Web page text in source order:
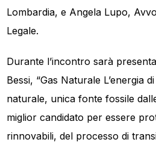
Lombardia, e Angela Lupo,
Legale.
Durante l’incontro sarà
Bessi, “Gas Naturale L’energia
naturale, unica fonte fossile
miglior candidato per essere
rinnovabili, del processo di